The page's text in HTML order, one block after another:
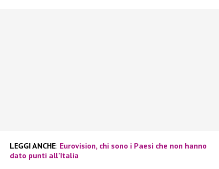
LEGGI ANCHE: Eurovision, chi sono i Paesi che non hanno
dato punti all’Italia